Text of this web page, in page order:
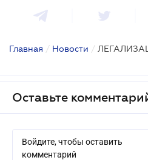
Главная / Новости /
Оставьте
Войдите, чтобы оставить
комментарий